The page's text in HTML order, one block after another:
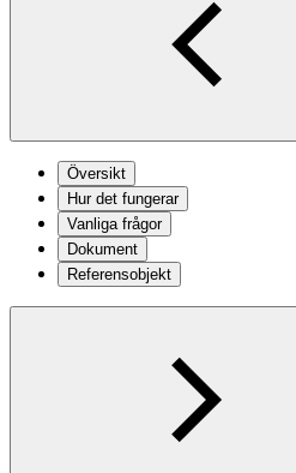
Översikt
Hur det fungerar
Vanliga frågor
Dokument
Referensobjekt